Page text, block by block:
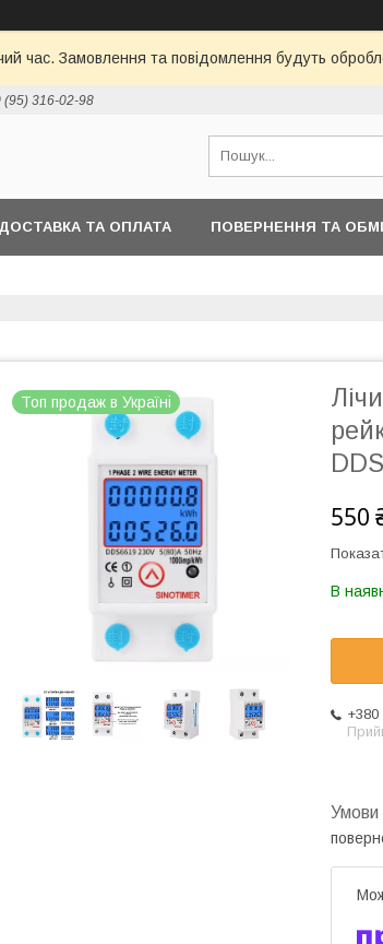
час. Замовлення та повідомлення будуть
(95) 316-02-98
ДОСТАВКА ТА ОПЛАТА ПОВЕРНЕННЯ ТА
Топ продаж в Україні
550
В
+380